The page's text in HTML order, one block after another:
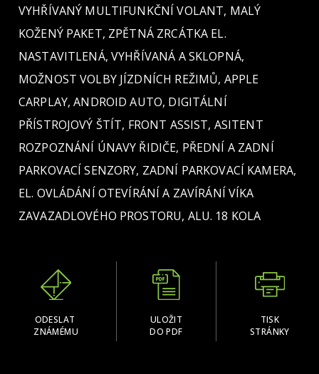
VYHŘÍVANÝ MULTIFUNKČNÍ VOLANT, MALÝ
KOŽENÝ PAKET, ZPĚTNÁ ZRCÁTKA EL.
NASTAVITLENÁ, VYHŘÍVANÁ A SKLOPNÁ,
MOŽNOST VOLBY JÍZDNÍCH REŽIMŮ, APPLE
CARPLAY, ANDROID AUTO, DIGITÁLNÍ
PŘÍSTROJOVÝ ŠTÍT, FRONT ASSIST, ASITENT
ROZPOZNÁNÍ ÚNAVY ŘIDIČE, PŘEDNÍ A ZADNÍ
PARKOVACÍ SENZORY, ZADNÍ PARKOVACÍ KAMERA,
EL. OVLÁDÁNÍ OTEVÍRÁNÍ A ZAVÍRÁNÍ VÍKA
ZAVAZADLOVÉHO PROSTORU, ALU. 18 KOLA
ODESLAT
ZNÁMÉMU
ULOŽIT
DO PDF
TISK
STRÁNKY